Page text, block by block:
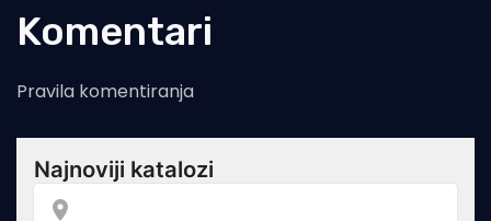
Komentari
Pravila komentiranja